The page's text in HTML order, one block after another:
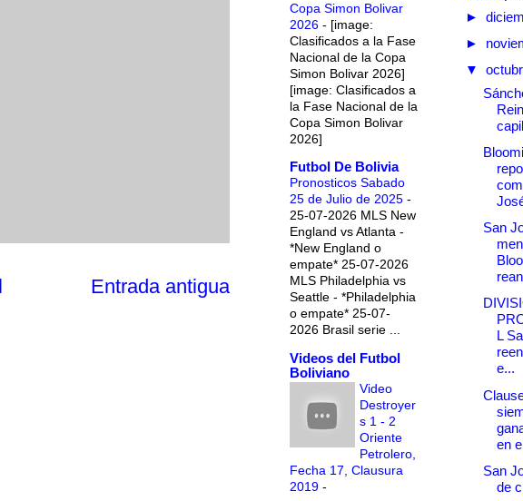
Entrada antigua
Copa Simon Bolivar
2026 - [image:
Clasificados a la Fase
Nacional de la Copa
Simon Bolivar 2026]
[image: Clasificados a
la Fase Nacional de la
Copa Simon Bolivar
2026]
Futbol De Bolivia
Pronosticos Sabado
25 de Julio de 2025 -
25-07-2026 MLS New
England vs Atlanta -
*New England o
empate* 25-07-2026
MLS Philadelphia vs
Seattle - *Philadelphia
o empate* 25-07-
2026 Brasil serie ...
Videos del Futbol
Boliviano
Video
Destroyer
s 1 - 2
Oriente
Petrolero,
Fecha 17, Clausura
2019 -
►
►
▼
San
L
e...
en
San
de